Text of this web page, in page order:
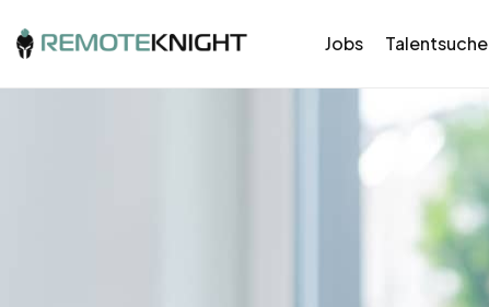
Jobs Talentsuche